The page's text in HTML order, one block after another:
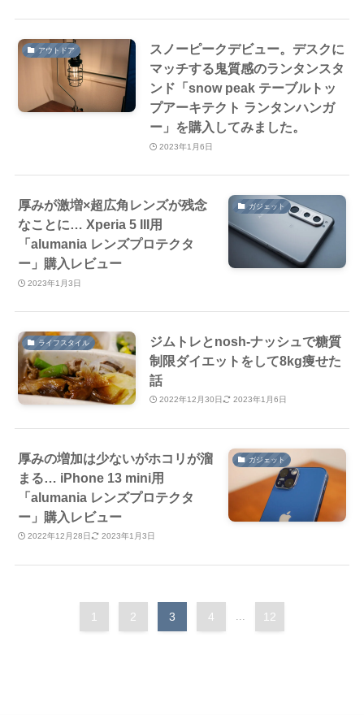
アウトドア
スノーピークデビュー。デスクに
マッチする鬼質感のランタンスタ
ンド「snow peak テーブルトッ
プアーキテクト ランタンハンガ
ー」を購入してみました。
2023年1月6日
ガジェット
厚みが激増×超広角レンズが残念
なことに… Xperia 5 III用
「alumania レンズプロテクタ
ー」購入レビュー
2023年1月3日
ライフスタイル
ジムトレとnosh-ナッシュで糖質
制限ダイエットをして8kg痩せた
話
2022年12月30日 2023年1月6日
ガジェット
厚みの増加は少ないがホコリが溜
まる… iPhone 13 mini用
「alumania レンズプロテクタ
ー」購入レビュー
2022年12月28日 2023年1月3日
1 2 3 4 12